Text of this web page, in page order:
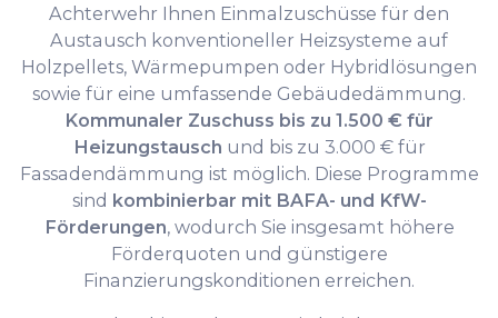
Achterwehr Ihnen Einmalzuschüsse für den
Austausch konventioneller Heizsysteme auf
Holzpellets, Wärmepumpen oder Hybridlösungen
sowie für eine umfassende Gebäudedämmung.
Kommunaler Zuschuss bis zu 1.500 € für
Heizungstausch und bis zu 3.000 € für
Fassadendämmung ist möglich. Diese Programme
sind kombinierbar mit BAFA- und KfW-
Förderungen, wodurch Sie insgesamt höhere
Förderquoten und günstigere
Finanzierungskonditionen erreichen.